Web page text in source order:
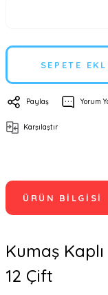
SEPETE
Paylaş Yorum
Karşılaştır
ÜRÜN BILGISI
Kumaş
12 Çift